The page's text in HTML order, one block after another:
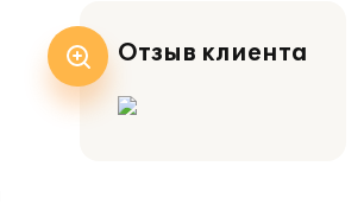
Отзыв клиента